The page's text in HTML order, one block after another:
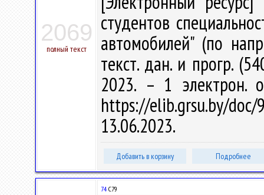
2069
полный текст
студентов
автомобилей" (по
текст. дан. и прогр.
2023. – 1 электрон.
https://elib.grsu.by/
13.06.2023.
Добавить в корзину Подробнее
74 С79